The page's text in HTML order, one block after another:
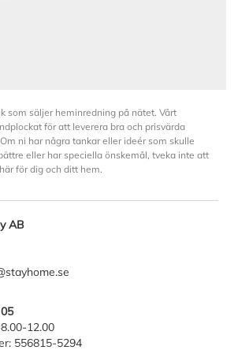
som säljer heminredning på nätet. Vårt
för att leverera bra och prisvärda
ni har några tankar eller ideér som skulle
eller har speciella önskemål, tveka inte att
för dig och ditt hem.
AB
12.00
556815-5294